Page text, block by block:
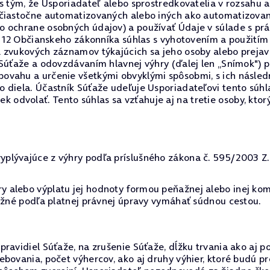
tým, že Usporiadateľ alebo sprostredkovatelia v
automatizovaných alebo iných ako
osobných údajov) a používať Údaje v súlade s
Občianskeho zákonníka súhlas s vyhotovením a
záznamov týkajúcich sa jeho osoby alebo
a odovzdávaním hlavnej výhry (ďalej len „Snímok")
a určenie všetkými obvyklými spôsobmi, s ich
Účastník Súťaže udeľuje Usporiadateľovi tento
odvolať. Tento súhlas sa vzťahuje aj na tretie osoby,
z výhry podľa príslušného zákona č. 595/2003
alebo výplatu jej hodnoty formou peňažnej alebo inej
podľa platnej právnej úpravy vymáhať súdnou cestou.
Súťaže, na zrušenie Súťaže, dĺžku trvania ako aj
počet výhercov, ako aj druhy výhier, ktoré budú